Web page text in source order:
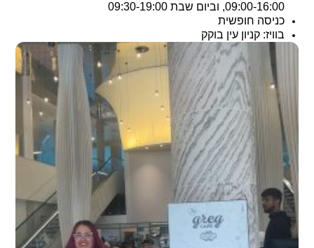
09:00-16:00, וביום שבת 09:30-19:00
כניסה חופשית
בוויז: קניון עין בוקק